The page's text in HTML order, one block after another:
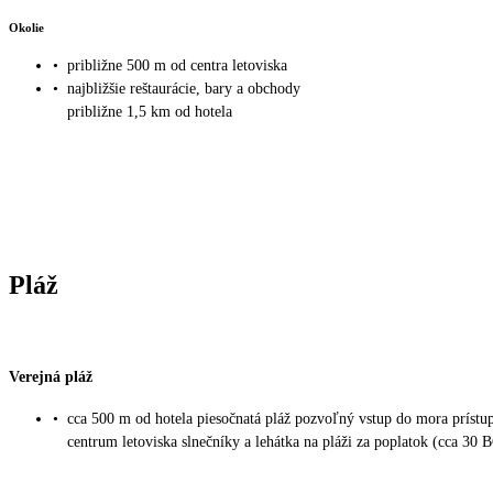
Okolie
• približne 500 m od centra letoviska
• najbližšie reštaurácie, bary a obchody
približne 1,5 km od hotela
Pláž
Verejná pláž
• cca 500 m od hotela piesočnatá pláž pozvoľný vstup do mora
centrum letoviska slnečníky a lehátka na pláži za poplatok (cca 30